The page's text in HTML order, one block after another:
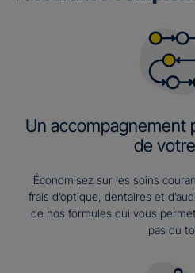
Un accompagnement
de
Économisez sur les soins
frais d’optique, dentaires et
de nos formules qui vous
pas du